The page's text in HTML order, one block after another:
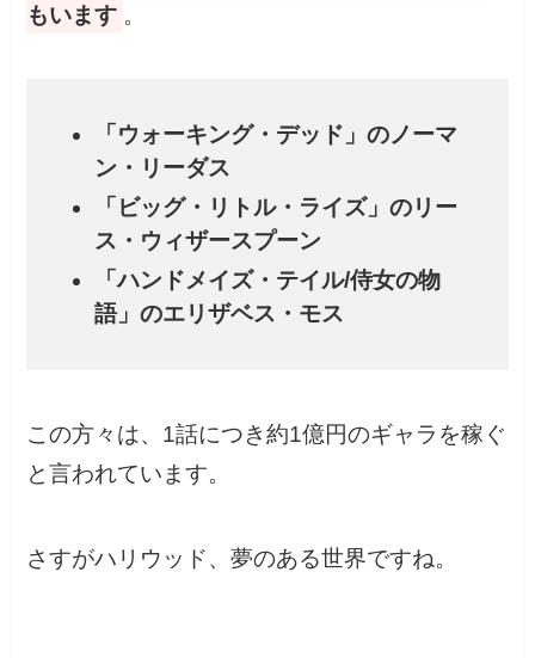
もいます 。
「ウォーキング・デッド」のノーマ
ン・リーダス
「ビッグ・リトル・ライズ」のリー
ス・ウィザースプーン
「ハンドメイズ・テイル/侍女の物
語」のエリザベス・モス
この方々は、1話につき約1億円のギャラを稼ぐ
と言われています。
さすがハリウッド、夢のある世界ですね。